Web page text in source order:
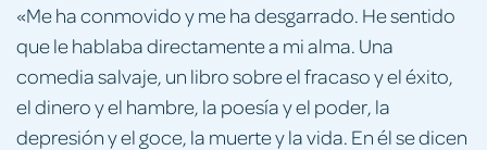
«Me ha conmovido y me ha desgarrado. He sentido
que le hablaba directamente a mi alma. Una
comedia salvaje, un libro sobre el fracaso y el éxito,
el dinero y el hambre, la poesía y el poder, la
depresión y el goce, la muerte y la vida. En él se dicen